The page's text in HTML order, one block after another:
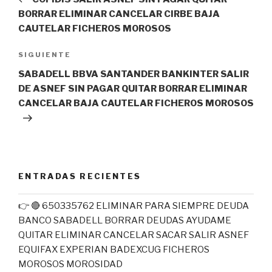
entradas
BORRAR ELIMINAR CANCELAR CIRBE BAJA
CAUTELAR FICHEROS MOROSOS
Siguiente
entrada
SIGUIENTE
SABADELL BBVA SANTANDER BANKINTER SALIR
DE ASNEF SIN PAGAR QUITAR BORRAR ELIMINAR
CANCELAR BAJA CAUTELAR FICHEROS MOROSOS
ENTRADAS RECIENTES
👉 🔴 650335762 ELIMINAR PARA SIEMPRE DEUDA
BANCO SABADELL BORRAR DEUDAS AYUDAME
QUITAR ELIMINAR CANCELAR SACAR SALIR ASNEF
EQUIFAX EXPERIAN BADEXCUG FICHEROS
MOROSOS MOROSIDAD